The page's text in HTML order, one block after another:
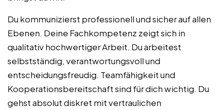
Du kommunizierst professionell und sicher auf allen
Ebenen. Deine Fachkompetenz zeigt sich in
qualitativ hochwertiger Arbeit. Du arbeitest
selbstständig, verantwortungsvoll und
entscheidungsfreudig. Teamfähigkeit und
Kooperationsbereitschaft sind für dich wichtig. Du
gehst absolut diskret mit vertraulichen